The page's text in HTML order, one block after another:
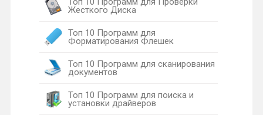
Жесткого Диска
Топ 10 Программ для
Форматирования Флешек
Топ 10 Программ для сканирования
документов
Топ 10 Программ для поиска и
установки драйверов